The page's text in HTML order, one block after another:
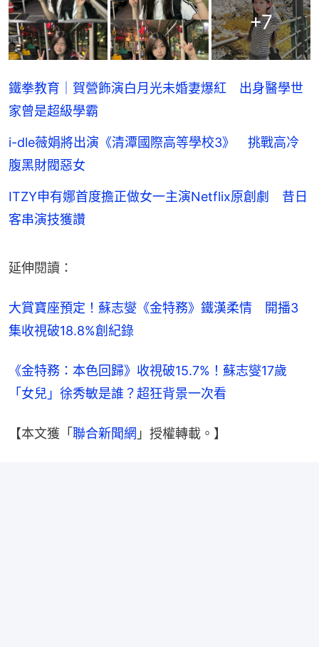
+7
鐵拳教育｜賀營飾演白月光未婚妻爆紅 出身醫學世
家曾是超級學霸
i-dle薇娟將出演《清潭國際高等學校3》 挑戰高冷
腹黑財閥惡女
ITZY申有娜首度擔正做女一主演Netflix原創劇 昔日
客串演技獲讚
延伸閱讀：
大賞寶座預定！蘇志燮《金特務》鐵漢柔情　開播3
集收視破18.8%創紀錄
《金特務：本色回歸》收視破15.7%！蘇志燮17歲
「女兒」徐秀敏是誰？超狂背景一次看
【本文獲「聯合新聞網 」授權轉載。】